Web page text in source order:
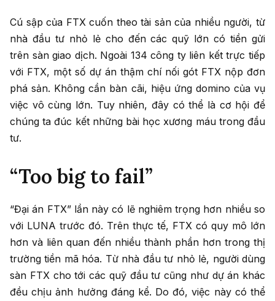
Cú sập của FTX cuốn theo tài sản của nhiều người, từ
nhà đầu tư nhỏ lẻ cho đến các quỹ lớn có tiền gửi
trên sàn giao dịch. Ngoài 134 công ty liên kết trực tiếp
với FTX, một số dự án thậm chí nối gót FTX nộp đơn
phá sản. Không cần bàn cãi, hiệu ứng domino của vụ
việc vô cùng lớn. Tuy nhiên, đây có thể là cơ hội để
chúng ta đúc kết những bài học xương máu trong đầu
tư.
“Too big to fail”
“Đại án FTX” lần này có lẽ nghiêm trọng hơn nhiều so
với LUNA trước đó. Trên thực tế, FTX có quy mô lớn
hơn và liên quan đến nhiều thành phần hơn trong thị
trường tiền mã hóa. Từ nhà đầu tư nhỏ lẻ, người dùng
sàn FTX cho tới các quỹ đầu tư cũng như dự án khác
đều chịu ảnh hưởng đáng kể. Do đó, việc này có thể